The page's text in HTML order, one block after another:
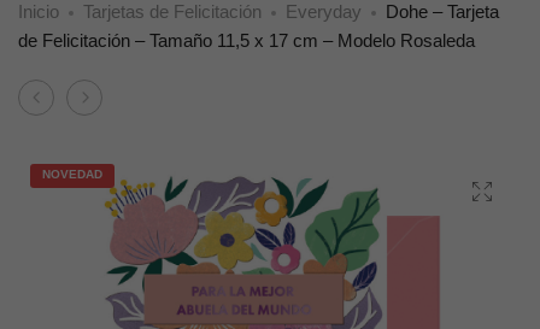
Inicio Tarjetas de Felicitación Everyday
Dohe – Tarjeta
de Felicitación – Tamaño 11,5 x 17 cm – Modelo Rosaleda
Product
Dohe
Tarjeta
Felicitación
Aniversario
Dohe
Tarjeta
Felicitación
Tamaño
NOVEDAD